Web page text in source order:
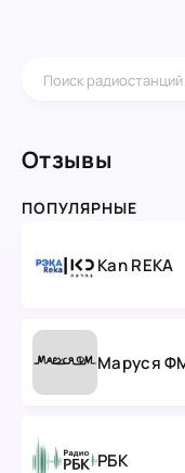
Отзывы
ПОПУЛЯРНЫЕ
Kan REKA
Маруся
РБК